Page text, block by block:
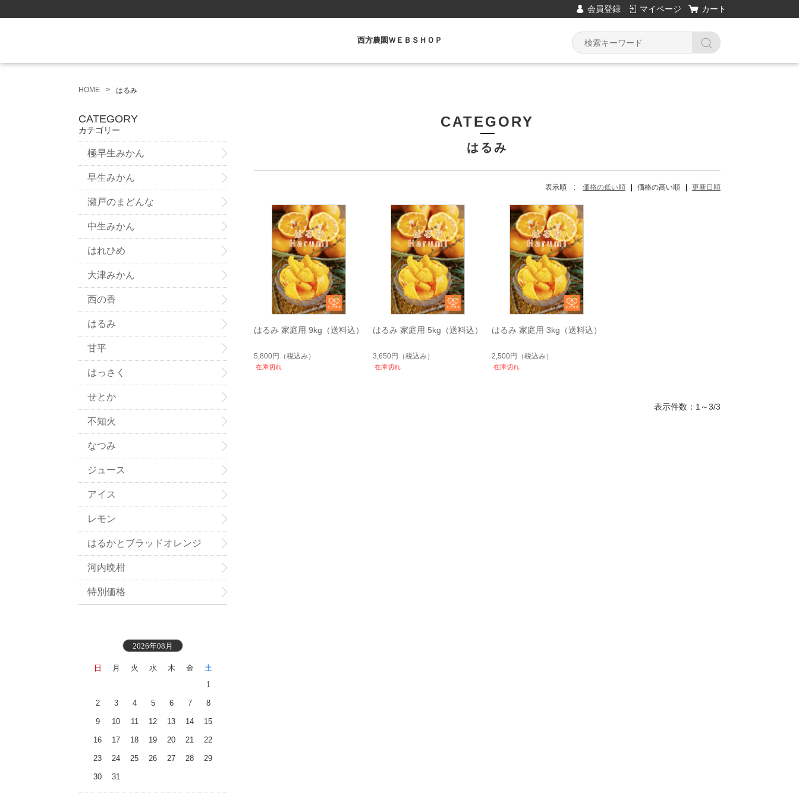
会員登録 マイページ カート
西方農園ＷＥＢＳＨＯＰ
HOME はるみ
CATEGORY
はるみ
表示順 : 価格の低い順 価格の高い順 更新日順
はるみ 家庭用 9kg（送料込）
5,800円 （税込み）
在庫切れ
はるみ 家庭用 5kg（送料込）
3,650円 （税込み）
在庫切れ
はるみ 家庭用 3kg（送料込）
2,500円 （税込み）
在庫切れ
表示件数：1～3/3
CATEGORY
カテゴリー
極早生みかん
早生みかん
瀬戸のまどんな
中生みかん
はれひめ
大津みかん
西の香
はるみ
甘平
はっさく
せとか
不知火
なつみ
ジュース
アイス
レモン
はるかとブラッドオレンジ
河内晩柑
特別価格
2026年08月
日 月 火 水 木 金
土
1
2 3 4 5 6 7 8
9 10 11 12 13 14 15
16 17 18 19 20 21 22
23 24 25 26 27 28 29
30 31